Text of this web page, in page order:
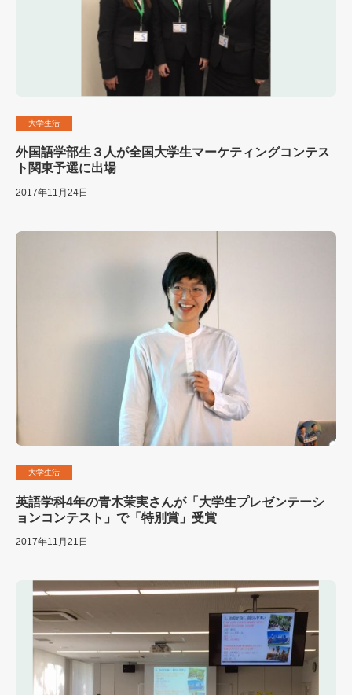
大学生活
外国語学部生３人が全国大学生マーケティングコンテス
ト関東予選に出場
2017年11月24日
大学生活
英語学科4年の青木茉実さんが「大学生プレゼンテーシ
ョンコンテスト」で「特別賞」受賞
2017年11月21日